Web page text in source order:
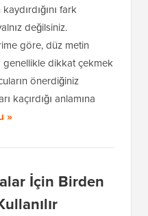
fark
değilsiniz.
göre, düz metin
genellikle dikkat çekmek
önerdiğiniz
kaçırdığı anlamına
»
İçin Birden